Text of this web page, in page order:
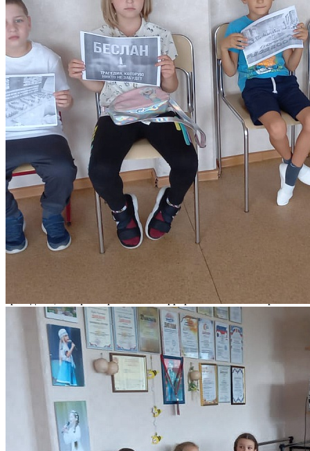
Количество просмотров: 1143
В рамках проведения «Дня солидарности в борьбе с
терроризмом» 2,5 сентября 2022 года обучающиеся МАУДО
ДТД и М приняли участие мероприятиях, посвящённых Дню
солидарности в борьбе с терроризмом.
Мероприятия были посвящены трагедии в Беслане и другим
трагедиям, которые причинили террористы во всём мире.
Мероприятия « 3 сентября - день солидарности в борьбе с
терроризмом» проводились с целью формирования
толерантности, сострадания, общероссийской гражданской
идентичности, воспитанию патриотизма, уважения к
Отечеству.
След. новость
Пред. новость
Наши контакты